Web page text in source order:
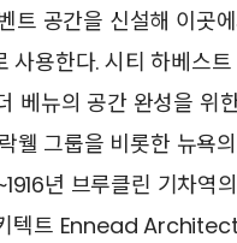
트 공간을 신설해 이곳
용한다. 시티 하베스트
베뉴의 공간 완성을 위
웰 그룹을 비롯한 뉴욕
년 브루클린 기차역
텍트 Ennead